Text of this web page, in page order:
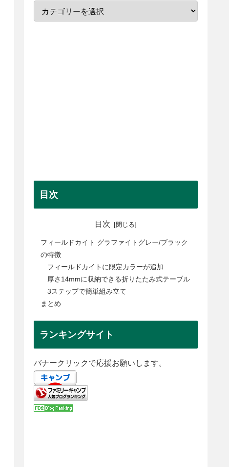
目次
目次
フィールドカイト グラファイトグレー/ブラック
の特徴
フィールドカイトに限定カラーが追加
厚さ14mmに収納できる折りたたみ式テーブル
3ステップで簡単組み立て
まとめ
ランキングサイト
バナークリックで応援お願いします。